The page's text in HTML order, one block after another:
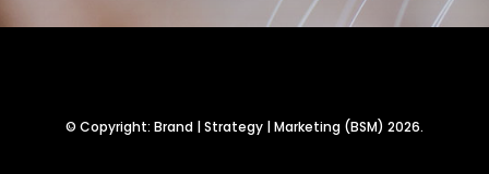
© Copyright: Brand | Strategy | Marketing (BSM) 2026.